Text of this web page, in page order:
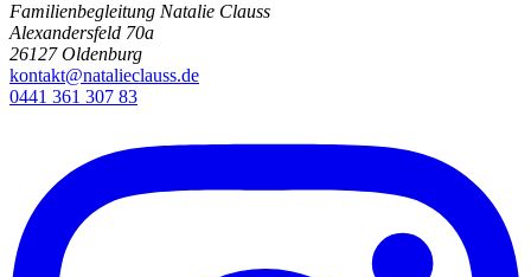
Familienbegleitung Natalie Clauss
Alexandersfeld 70a
26127 Oldenburg
kontakt@natalieclauss.de
0441 361 307 83